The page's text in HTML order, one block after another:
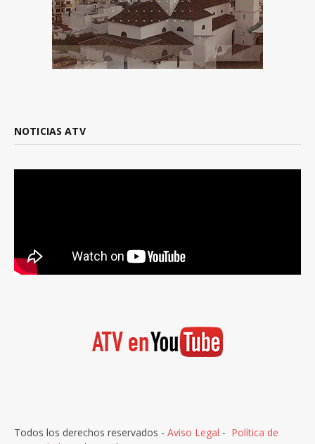
NOTICIAS ATV
Todos los derechos reservados - Aviso Legal - Política de